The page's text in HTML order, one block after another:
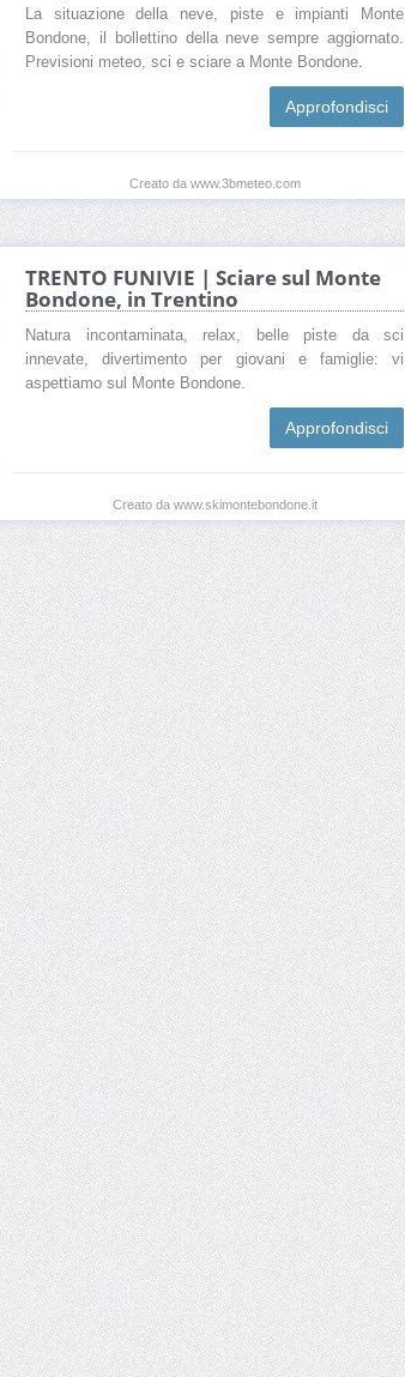
La situazione della neve, piste e impianti Monte
Bondone, il bollettino della neve sempre aggiornato.
Previsioni meteo, sci e sciare a Monte Bondone.
Approfondisci
Creato da www.3bmeteo.com
TRENTO FUNIVIE | Sciare sul Monte
Bondone, in Trentino
Natura incontaminata, relax, belle piste da sci
innevate, divertimento per giovani e famiglie: vi
aspettiamo sul Monte Bondone.
Approfondisci
Creato da www.skimontebondone.it